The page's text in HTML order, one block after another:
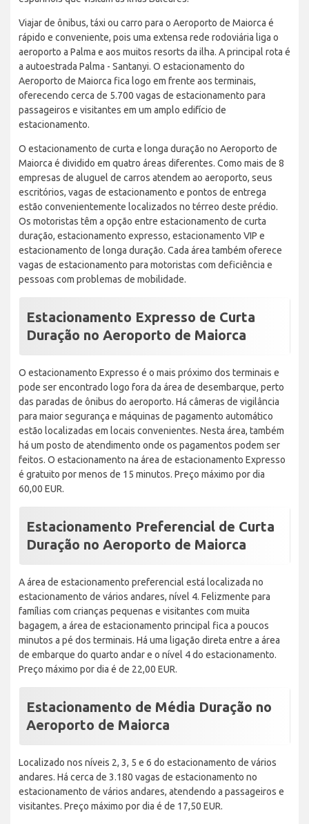
Viajar de ônibus, táxi ou carro para o Aeroporto de Maiorca é
rápido e conveniente, pois uma extensa rede rodoviária liga o
aeroporto a Palma e aos muitos resorts da ilha. A principal rota é
a autoestrada Palma - Santanyi. O estacionamento do
Aeroporto de Maiorca fica logo em frente aos terminais,
oferecendo cerca de 5.700 vagas de estacionamento para
passageiros e visitantes em um amplo edifício de
estacionamento.
O estacionamento de curta e longa duração no Aeroporto de
Maiorca é dividido em quatro áreas diferentes. Como mais de 8
empresas de aluguel de carros atendem ao aeroporto, seus
escritórios, vagas de estacionamento e pontos de entrega
estão convenientemente localizados no térreo deste prédio.
Os motoristas têm a opção entre estacionamento de curta
duração, estacionamento expresso, estacionamento VIP e
estacionamento de longa duração. Cada área também oferece
vagas de estacionamento para motoristas com deficiência e
pessoas com problemas de mobilidade.
Estacionamento Expresso de Curta
Duração no Aeroporto de Maiorca
O estacionamento Expresso é o mais próximo dos terminais e
pode ser encontrado logo fora da área de desembarque, perto
das paradas de ônibus do aeroporto. Há câmeras de vigilância
para maior segurança e máquinas de pagamento automático
estão localizadas em locais convenientes. Nesta área, também
há um posto de atendimento onde os pagamentos podem ser
feitos. O estacionamento na área de estacionamento Expresso
é gratuito por menos de 15 minutos. Preço máximo por dia
60,00 EUR.
Estacionamento Preferencial de Curta
Duração no Aeroporto de Maiorca
A área de estacionamento preferencial está localizada no
estacionamento de vários andares, nível 4. Felizmente para
famílias com crianças pequenas e visitantes com muita
bagagem, a área de estacionamento principal fica a poucos
minutos a pé dos terminais. Há uma ligação direta entre a área
de embarque do quarto andar e o nível 4 do estacionamento.
Preço máximo por dia é de 22,00 EUR.
Estacionamento de Média Duração no
Aeroporto de Maiorca
Localizado nos níveis 2, 3, 5 e 6 do estacionamento de vários
andares. Há cerca de 3.180 vagas de estacionamento no
estacionamento de vários andares, atendendo a passageiros e
visitantes. Preço máximo por dia é de 17,50 EUR.